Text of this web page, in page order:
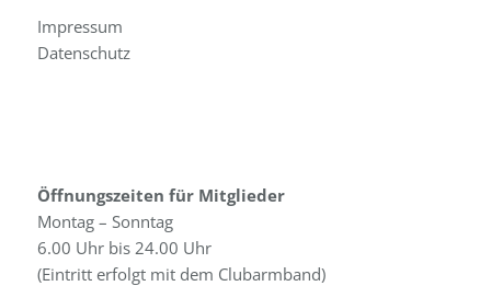
Impressum
Datenschutz
Öffnungszeiten für Mitglieder
Montag – Sonntag
6.00 Uhr bis 24.00 Uhr
(Eintritt erfolgt mit dem Clubarmband)